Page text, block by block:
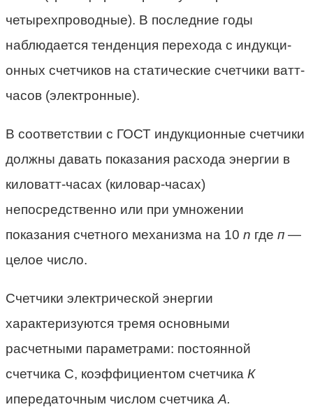
четырехпроводные). В последние годы
наблюдается тенденция перехода с индукци­
онных счетчиков на статические счетчики ватт-
часов (электронные).
В соответствии с ГОСТ индукционные счетчики
долж­ны давать показания расхода энергии в
киловатт-часах (киловар-часах)
непосредственно или при умножении
показания счетного меха­низма на 10 n где п —
целое число.
Счетчики электрической энергии
характеризуются тремя основ­ными
расчетными параметрами: постоянной
счетчика С, коэффици­ентом счетчика К
ипередаточным числом счетчика А.